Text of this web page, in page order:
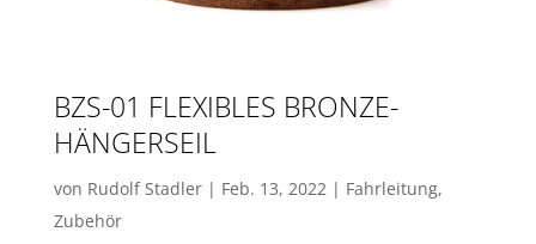
BZS-01 FLEXIBLES BRONZE-
HÄNGERSEIL
von Rudolf Stadler| Feb. 13, 2022| Fahrleitung,
Zubehör